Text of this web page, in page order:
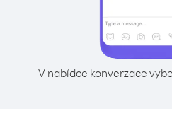
V nabídce konverzace